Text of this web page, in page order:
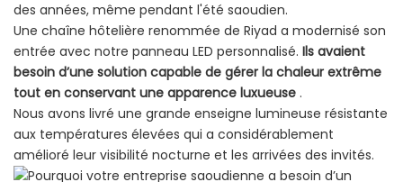
des années, même pendant l'été saoudien.
Une chaîne hôtelière renommée de Riyad a modernisé son
entrée avec notre panneau LED personnalisé. Ils avaient
besoin d’une solution capable de gérer la chaleur extrême
tout en conservant une apparence luxueuse .
Nous avons livré une grande enseigne lumineuse résistante
aux températures élevées qui a considérablement
amélioré leur visibilité nocturne et les arrivées des invités.